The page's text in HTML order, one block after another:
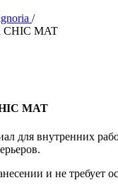
/
CHIC MAT
MAT
для внутренних
и не